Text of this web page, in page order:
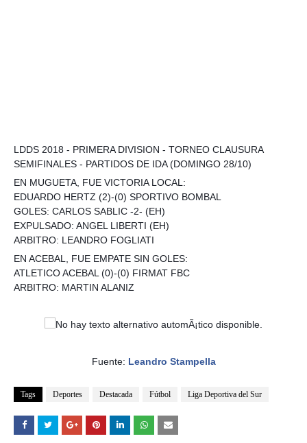
LDDS 2018 - PRIMERA DIVISION - TORNEO CLAUSURA
SEMIFINALES - PARTIDOS DE IDA (DOMINGO 28/10)
EN MUGUETA, FUE VICTORIA LOCAL:
EDUARDO HERTZ (2)-(0) SPORTIVO BOMBAL
GOLES: CARLOS SABLIC -2- (EH)
EXPULSADO: ANGEL LIBERTI (EH)
ARBITRO: LEANDRO FOGLIATI
EN ACEBAL, FUE EMPATE SIN GOLES:
ATLETICO ACEBAL (0)-(0) FIRMAT FBC
ARBITRO: MARTIN ALANIZ
Fuente: Leandro Stampella
Tags Deportes Destacada Fútbol Liga Deportiva del Sur